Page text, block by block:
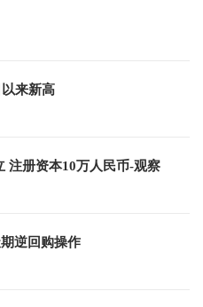
来新高
注册资本10万人民币-观察
逆回购操作